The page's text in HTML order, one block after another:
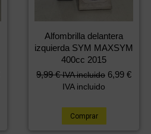
Alfombrilla delantera
izquierda SYM MAXSYM
400cc 2015
9,99€ IVA incluido 6,99 €
IVA incluido
Comprar